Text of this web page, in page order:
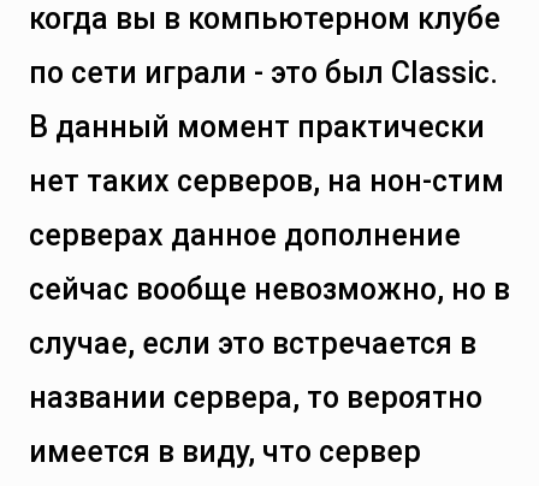
когда вы в компьютерном клубе
по сети играли - это был Classic.
В данный момент практически
нет таких серверов, на нон-стим
серверах данное дополнение
сейчас вообще невозможно, но в
случае, если это встречается в
названии сервера, то вероятно
имеется в виду, что сервер